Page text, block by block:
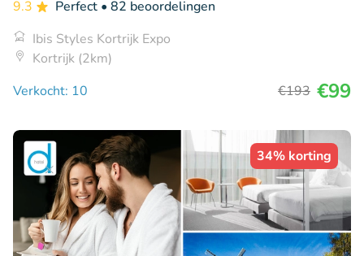
9.3 Perfect • 82 beoordelingen
Ibis Styles Kortrijk Expo
Kortrijk (2km)
Verkocht: 10
€193 €99
34% korting